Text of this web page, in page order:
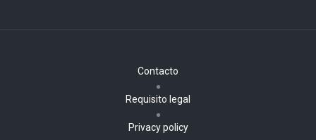
Contacto
Requisito legal
Privacy policy